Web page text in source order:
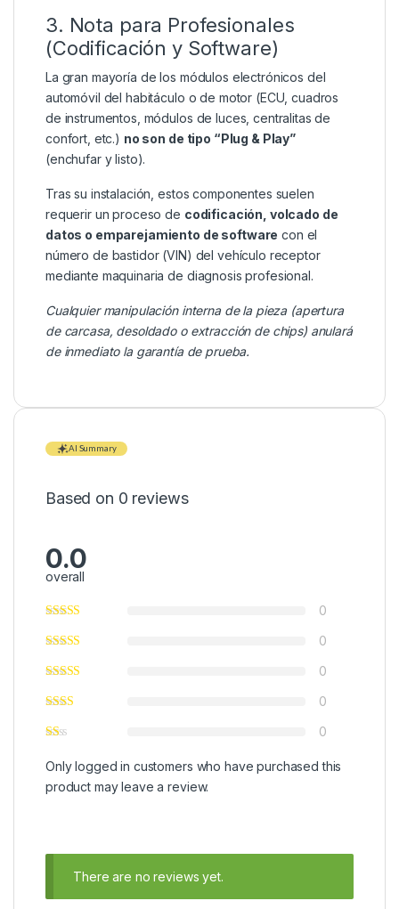
3. Nota para Profesionales
(Codificación y Software)
La gran mayoría de los módulos electrónicos del
automóvil del habitáculo o de motor (ECU, cuadros
de instrumentos, módulos de luces, centralitas de
confort, etc.) no son de tipo “Plug & Play”
(enchufar y listo).
Tras su instalación, estos componentes suelen
requerir un proceso de codificación, volcado de
datos o emparejamiento de software con el
número de bastidor (VIN) del vehículo receptor
mediante maquinaria de diagnosis profesional.
Cualquier manipulación interna de la pieza (apertura
de carcasa, desoldado o extracción de chips) anulará
de inmediato la garantía de prueba.
AI Summary
Based on 0 reviews
0.0
overall
0
0
0
0
0
Only logged in customers who have purchased this
product may leave a review.
There are no reviews yet.